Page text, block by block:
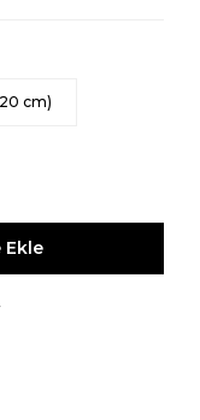
cm)
Ekle